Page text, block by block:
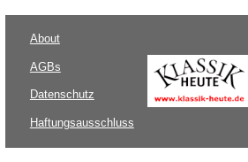
About
AGBs
Datenschutz
Haftungsausschluss